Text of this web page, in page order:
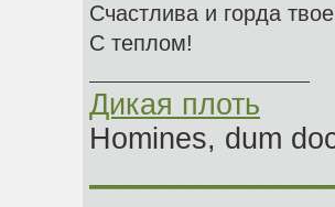
Счастлива и горда
С теплом!
Дикая плоть
Homines, dum